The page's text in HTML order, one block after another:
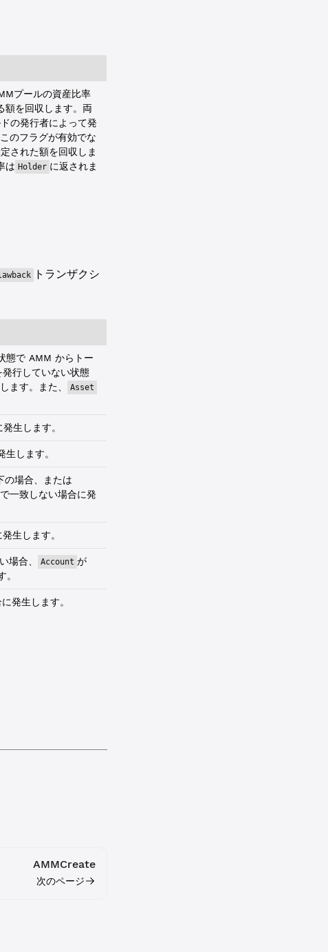
プールの資産比率
額を回収します。両
の発行者によって発
のフラグが有効でな
された額を回収しま
は Holder に返されま
トランザクシ
態で AMM からトー
行していない状態
ます。また、 Asset
生します。
します。
の場合、または
一致しない場合に発
生します。
場合、 Account が
発生します。
AMMCreate
次のページ